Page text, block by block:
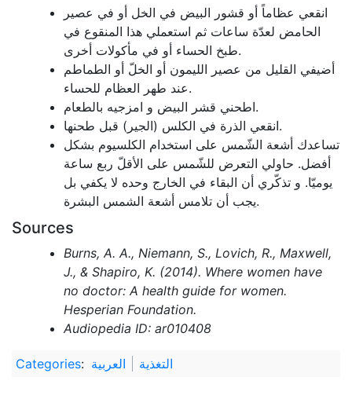
انقعي عظاماً أو قشور البيض في الخل أو في عصير
الحامض لعدّة ساعات ثم استعملي هذا المنقوع في
طبخ الحساء أو في مأكولات أخرى.
أضيفي القليل من عصير الليمون أو الخلّ أو الطماطم
عند طهر العظام للحساء.
اطحني قشر البيض و امزجيه بالطعام.
انقعي الذرة في الكلس (الجير) قبل طحنها.
تساعدك أشعة الشّمس على استخدام الكلسيوم بشكل
أفضل. حاولي التعرض للشّمس على الأقلّ ربع ساعة
يوميّا. و تذكّري أن البقاء في الخارج وحده لا يكفي بل
يجب أن تلامس أشعة الشمس البشرة.
Sources
Burns, A. A., Niemann, S., Lovich, R., Maxwell,
J., & Shapiro, K. (2014). Where women have
no doctor: A health guide for women.
Hesperian Foundation.
Audiopedia ID: ar010408
Categories: العربية التغذية